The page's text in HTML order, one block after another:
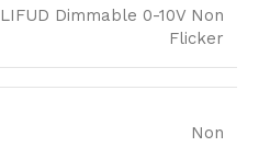
LIFUD Dimmable 0-10V Non
Flicker
Non